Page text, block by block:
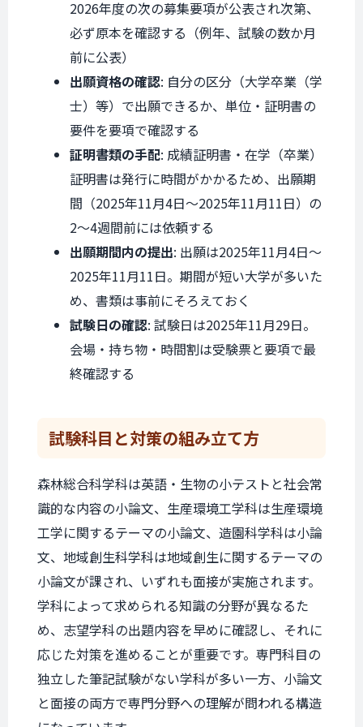
2026年度の次の募集要項が公表され次第、
必ず原本を確認する（例年、試験の数か月
前に公表）
出願資格の確認: 自分の区分（大学卒業（学
士）等）で出願できるか、単位・証明書の
要件を要項で確認する
証明書類の手配: 成績証明書・在学（卒業）
証明書は発行に時間がかかるため、出願期
間（2025年11月4日〜2025年11月11日）の
2〜4週間前には依頼する
出願期間内の提出: 出願は2025年11月4日〜
2025年11月11日。期間が短い大学が多いた
め、書類は事前にそろえておく
試験日の確認: 試験日は2025年11月29日。
会場・持ち物・時間割は受験票と要項で最
終確認する
試験科目と対策の組み立て方
森林総合科学科は英語・生物の小テストと社会常
識的な内容の小論文、生産環境工学科は生産環境
工学に関するテーマの小論文、造園科学科は小論
文、地域創生科学科は地域創生に関するテーマの
小論文が課され、いずれも面接が実施されます。
学科によって求められる知識の分野が異なるた
め、志望学科の出題内容を早めに確認し、それに
応じた対策を進めることが重要です。専門科目の
独立した筆記試験がない学科が多い一方、小論文
と面接の両方で専門分野への理解が問われる構造